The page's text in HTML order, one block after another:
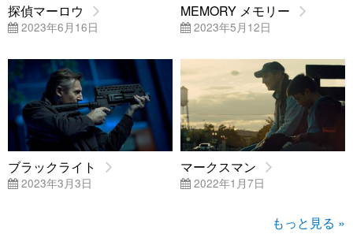
探偵マーロウ
2023年6月16日
MEMORY メモリー
2023年5月12日
ブラックライト
2023年3月3日
マークスマン
2022年1月7日
もっと見る »